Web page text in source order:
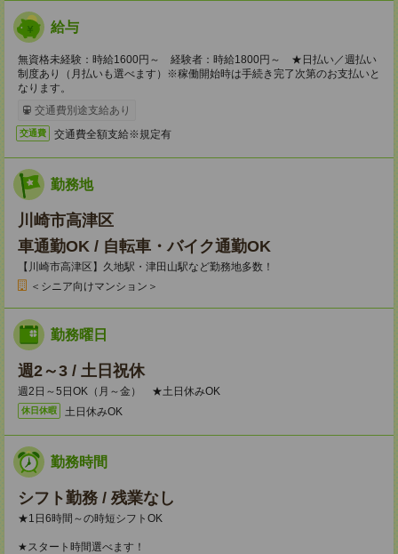
給与
無資格未経験：時給1600円～ 経験者：時給1800円～ ★日払い／週払い
制度あり（月払いも選べます）※稼働開始時は手続き完了次第のお支払いと
なります。
交通費別途支給あり
交通費 交通費全額支給※規定有
勤務地
川崎市高津区
車通勤OK / 自転車・バイク通勤OK
【川崎市高津区】久地駅・津田山駅など勤務地多数！
＜シニア向けマンション＞
勤務曜日
週2～3 / 土日祝休
週2日～5日OK（月～金） ★土日休みOK
休日休暇 土日休みOK
勤務時間
シフト勤務 / 残業なし
★1日6時間～の時短シフトOK
★スタート時間選べます！